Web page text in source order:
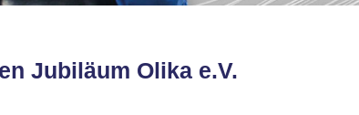
Jubiläum Olika e.V.